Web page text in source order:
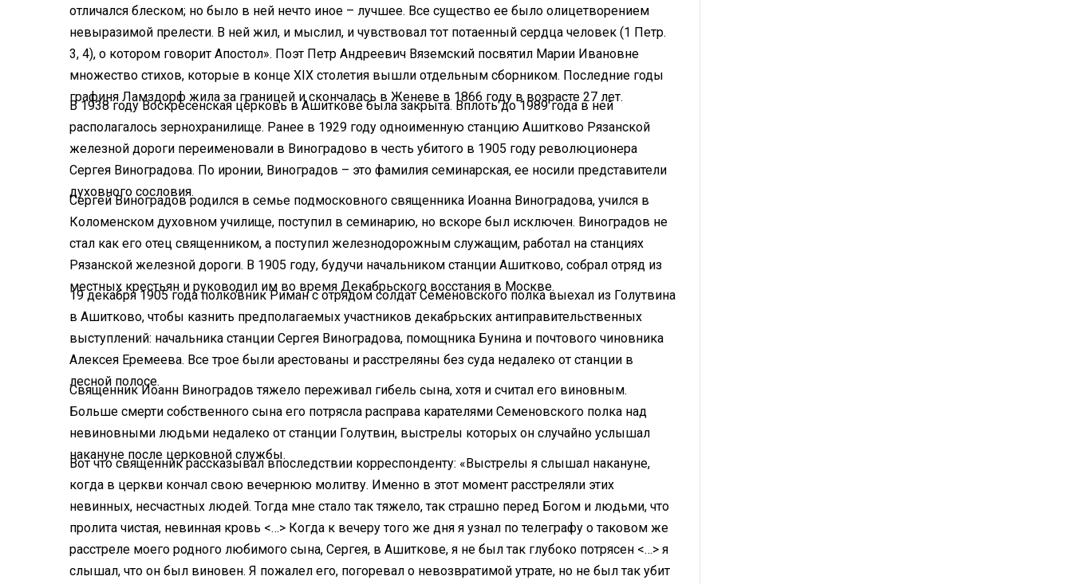
отличался блеском; но было в ней нечто иное – лучшее. Все существо ее было олицетворением
невыразимой прелести. В ней жил, и мыслил, и чувствовал тот потаенный сердца человек (1 Петр.
3, 4), о котором говорит Апостол». Поэт Петр Андреевич Вяземский посвятил Марии Ивановне
множество стихов, которые в конце XIX столетия вышли отдельным сборником. Последние годы
графиня Ламздорф жила за границей и скончалась в Женеве в 1866 году в возрасте 27 лет.
В 1938 году Воскресенская церковь в Ашиткове была закрыта. Вплоть до 1989 года в ней
располагалось зернохранилище. Ранее в 1929 году одноименную станцию Ашитково Рязанской
железной дороги переименовали в Виноградово в честь убитого в 1905 году революционера
Сергея Виноградова. По иронии, Виноградов – это фамилия семинарская, ее носили представители
духовного сословия.
Сергей Виноградов родился в семье подмосковного священника Иоанна Виноградова, учился в
Коломенском духовном училище, поступил в семинарию, но вскоре был исключен. Виноградов не
стал как его отец священником, а поступил железнодорожным служащим, работал на станциях
Рязанской железной дороги. В 1905 году, будучи начальником станции Ашитково, собрал отряд из
местных крестьян и руководил им во время Декабрьского восстания в Москве.
19 декабря 1905 года полковник Риман с отрядом солдат Семеновского полка выехал из Голутвина
в Ашитково, чтобы казнить предполагаемых участников декабрьских антиправительственных
выступлений: начальника станции Сергея Виноградова, помощника Бунина и почтового чиновника
Алексея Еремеева. Все трое были арестованы и расстреляны без суда недалеко от станции в
лесной полосе.
Священник Иоанн Виноградов тяжело переживал гибель сына, хотя и считал его виновным.
Больше смерти собственного сына его потрясла расправа карателями Семеновского полка над
невиновными людьми недалеко от станции Голутвин, выстрелы которых он случайно услышал
накануне после церковной службы.
Вот что священник рассказывал впоследствии корреспонденту: «Выстрелы я слышал накануне,
когда в церкви кончал свою вечернюю молитву. Именно в этот момент расстреляли этих
невинных, несчастных людей. Тогда мне стало так тяжело, так страшно перед Богом и людьми, что
пролита чистая, невинная кровь <…> Когда к вечеру того же дня я узнал по телеграфу о таковом же
расстреле моего родного любимого сына, Сергея, в Ашиткове, я не был так глубоко потрясен <…> я
слышал, что он был виновен. Я пожалел его, погоревал о невозвратимой утрате, но не был так убит